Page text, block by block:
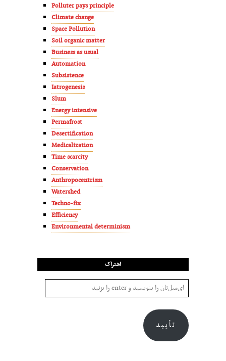
Polluter pays principle
Climate change
Space Pollution
Soil organic matter
Business as usual
Automation
Subsistence
Iatrogenesis
Slum
Energy intensive
Permafrost
Desertification
Medicalization
Time scarcity
Conservation
Anthropocentrism
Watershed
Techno-fix
Efficiency
Environmental determinism
اشتراک
تأیید